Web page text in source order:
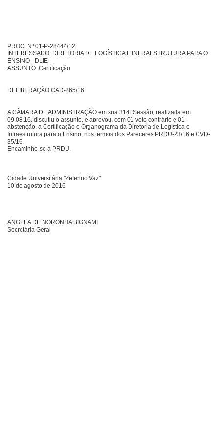
PROC. Nº 01-P-28444/12
INTERESSADO: DIRETORIA DE LOGÍSTICA E INFRAESTRUTURA PARA O
ENSINO - DLIE
ASSUNTO: Certificação
DELIBERAÇÃO CAD-265/16
A CÂMARA DE ADMINISTRAÇÃO em sua 314ª Sessão, realizada em
09.08.16, discutiu o assunto, e aprovou, com 01 voto contrário e 01
abstenção, a Certificação e Organograma da Diretoria de Logística e
Infraestrutura para o Ensino, nos termos dos Pareceres PRDU-23/16 e CVD-
35/16.
Encaminhe-se à PRDU.
Cidade Universitária "Zeferino Vaz"
10 de agosto de 2016
ÂNGELA DE NORONHA BIGNAMI
Secretária Geral